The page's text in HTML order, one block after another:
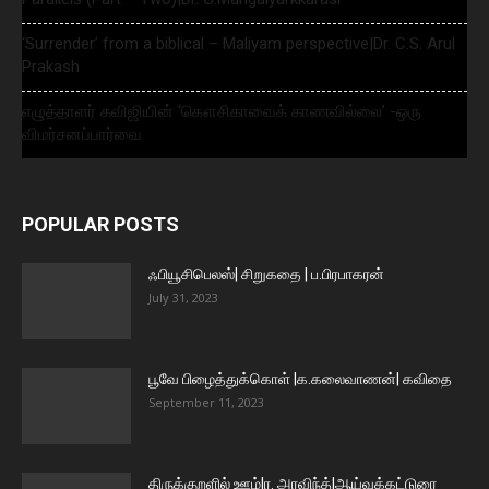
‘Surrender’ from a biblical – Maliyam perspective|Dr. C.S. Arul
Prakash
எழுத்தாளர் கவிஜியின் ‘கௌசிகாவைக் காணவில்லை’ -ஒரு
விமர்சனப்பார்வை
POPULAR POSTS
ஃபியூசிபெலஸ்| சிறுகதை | ப.பிரபாகரன்
July 31, 2023
பூவே பிழைத்துக்கொள் |க.கலைவாணன்| கவிதை
September 11, 2023
திருக்குறளில் ஊழ்|ர. அரவிந்த்|ஆய்வுக்கட்டுரை